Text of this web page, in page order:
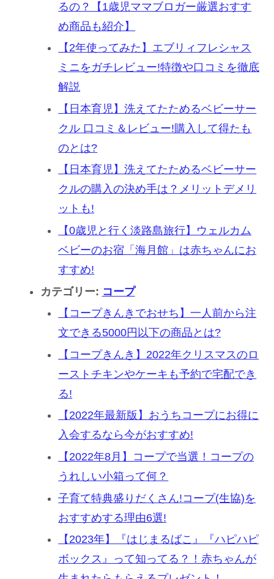
るの？【1歳児ママブロガー厳選おすす
め商品も紹介】
【2年使ってみた】エブリィフレシャス
ミニをガチレビュー!特徴や口コミを徹底
解説
【日本育児】洗えてたためるベビーサー
クル 口コミ＆レビュー!購入して得たも
のとは?
【日本育児】洗えてたためるベビーサー
クルの購入の決め手は？メリットデメリ
ットも!
【0歳児と行く淡路島旅行】ウェルカム
ベビーのお宿「海月館」は赤ちゃんにお
すすめ!
カテゴリー: コープ
【コープきんきでおせち】一人前から注
文できる5000円以下の商品とは?
【コープきんき】2022年クリスマスのロ
ーストチキンやケーキも予約で宅配でき
る!
【2022年最新版】おうちコープにお得に
入会するなら今がおすすめ!
【2022年8月】コープで当選！コープの
うれしい小箱って何？
子育て特典盛りだくさん!コープ(生協)を
おすすめする理由6選!
【2023年】『はじまるばこ』『ハピハピ
ボックス』って知ってる？！赤ちゃんが